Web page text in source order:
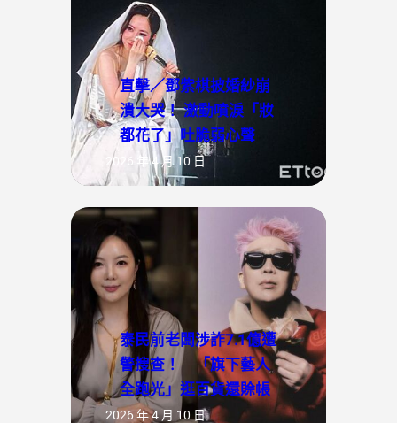
直擊／鄧紫棋披婚紗崩
潰大哭！ 激動噴淚「妝
都花了」吐脆弱心聲
2026 年 4 月 10 日
泰民前老闆涉詐7.1億遭
警搜查！ 「旗下藝人
全跑光」逛百貨還賒帳
2026 年 4 月 10 日